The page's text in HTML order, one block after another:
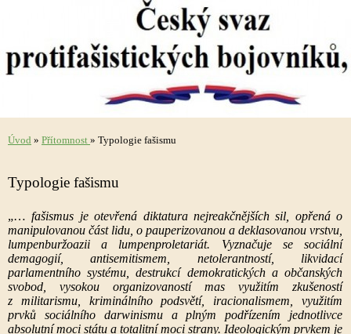
Úvod » Přítomnost » Typologie fašismu
Typologie fašismu
„… fašismus je otevřená diktatura nejreakčnějších sil, opřená o
manipulovanou část lidu, o pauperizovanou a deklasovanou vrstvu,
lumpenburžoazii a lumpenproletariát. Vyznačuje se sociální
demagogií, antisemitismem, netolerantností, likvidací
parlamentního systému, destrukcí demokratických a občanských
svobod, vysokou organizovaností mas využitím zkušeností
z militarismu, kriminálního podsvětí, iracionalismem, využitím
prvků sociálního darwinismu a plným podřízením jednotlivce
absolutní moci státu a totalitní moci strany. Ideologickým prvkem je